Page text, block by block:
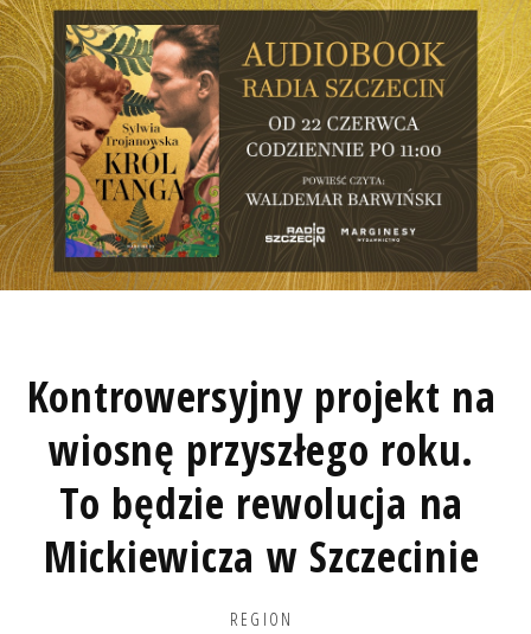
Kontrowersyjny projekt na
wiosnę przyszłego roku.
To będzie rewolucja na
Mickiewicza w Szczecinie
REGION